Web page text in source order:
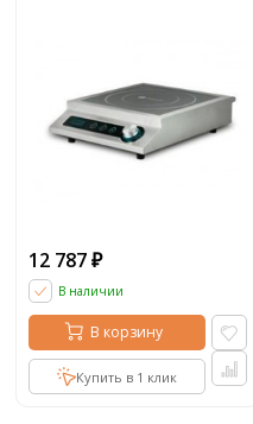
12 787 ₽
В наличии
В корзину
Купить в 1 клик